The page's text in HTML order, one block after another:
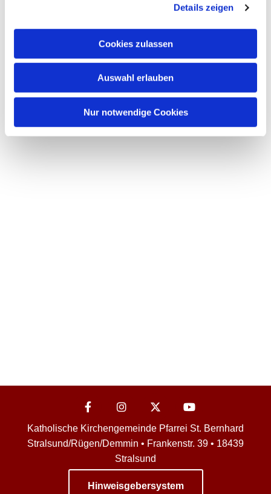
Details zeigen
Cookies zulassen
Auswahl erlauben
Nur notwendige Cookies
Dies könnte Sie auch
interessieren
Katholische Kirchengemeinde Pfarrei St. Bernhard
Stralsund/Rügen/Demmin • Frankenstr. 39 • 18439
Stralsund
Hinweisgebersystem